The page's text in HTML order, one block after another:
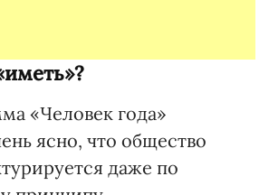
«Человек года»
ясно, что общество
даже по